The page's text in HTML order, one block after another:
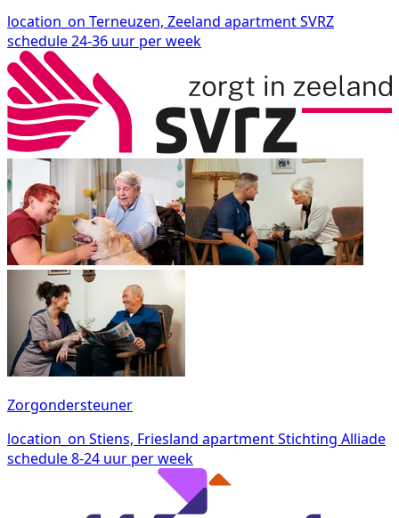
location_on Terneuzen, Zeeland apartmentSVRZ
schedule24-36 uur per week
Zorgondersteuner
location_on Stiens, Friesland apartmentStichting Alliade
schedule8-24 uur per week